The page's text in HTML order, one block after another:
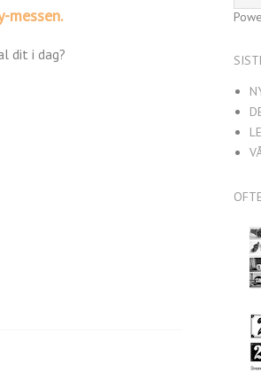
messen.
dit i dag?